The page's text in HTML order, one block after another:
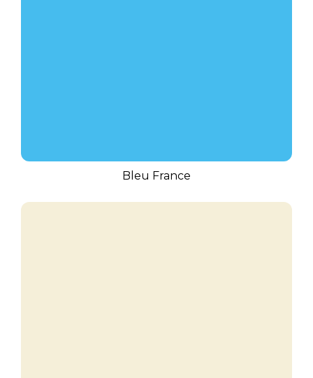
Bleu France